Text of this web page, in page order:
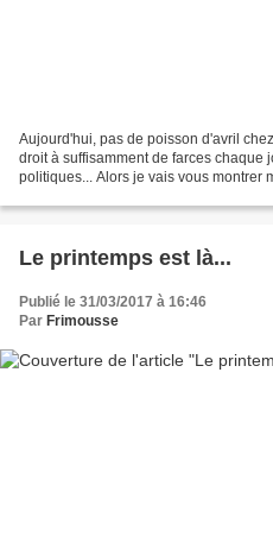
Aujourd'hui, pas de poisson d'avril
droit à suffisamment de farces chaque
politiques... Alors je vais vous montrer
Le printemps est là...
Publié le 31/03/2017 à 16:46
Par Frimousse